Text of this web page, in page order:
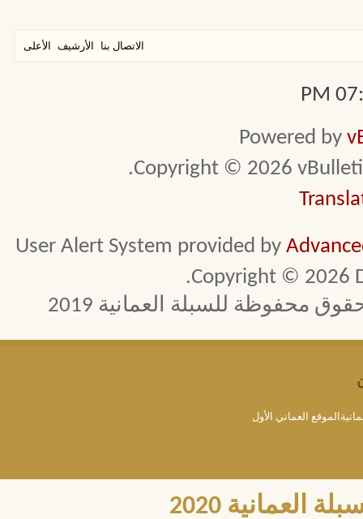
الاتصال بنا الأرشيف الأعلى
Powered by
Copyright © 2026
User Alert System provided by
Copyright © 2026
محفوظة للسبلة العمانية 2019
العماني الأول
2020